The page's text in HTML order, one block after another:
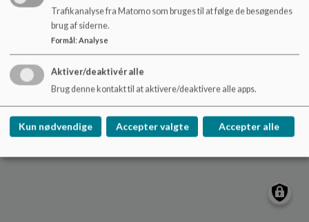
Cookie politik
Trafikanalyse fra Matomo som bruges til at følge de besøgendes
brug af siderne.
Formål: Analyse
Aktiver/deaktivér alle
Brug denne kontakt til at aktivere/deaktivere alle apps.
Kun nødvendige Accepter valgte Accepter alle